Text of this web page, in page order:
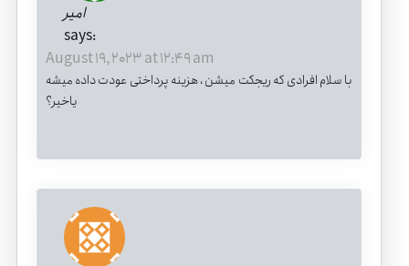
امیر
says:
August 19, 2023 at 12:49 am
با سلام افرادی که ریجکت میشن ، هزینه پرداختی عودت داده میشه
یاخیر؟